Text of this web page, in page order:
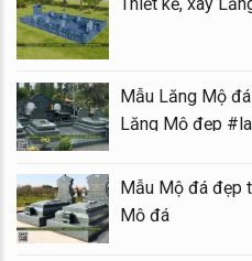
Mẫu Lăng Mộ
Lăng Mộ đẹp
Mẫu Mộ đá đẹp
Mộ đá